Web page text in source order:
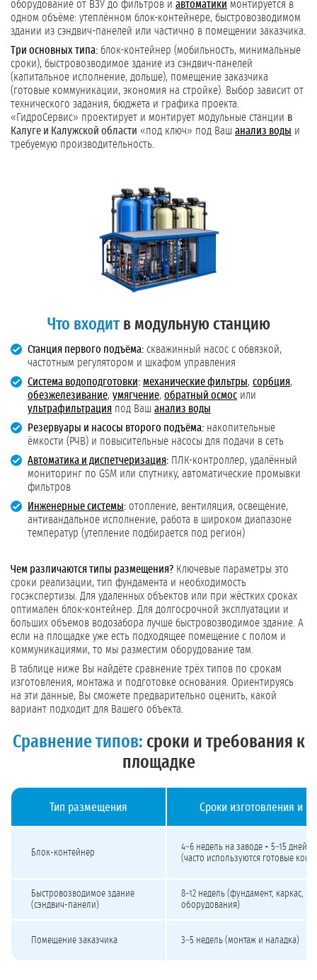
оборудование от ВЗУ до фильтров и автоматики монтируется в
одном объёме: утеплённом блок-контейнере, быстровозводимом
здании из сэндвич-панелей или частично в помещении заказчика.
Три основных типа: блок-контейнер (мобильность, минимальные
сроки), быстровозводимое здание из сэндвич-панелей
(капитальное исполнение, дольше), помещение заказчика
(готовые коммуникации, экономия на стройке). Выбор зависит от
технического задания, бюджета и графика проекта.
«ГидроСервис» проектирует и монтирует модульные станции в
Калуге и Калужской области «под ключ» под Ваш анализ воды и
требуемую производительность.
Что входитв модульную станцию
Станция первого подъёма: скважинный насос с обвязкой,
частотным регулятором и шкафом управления
Система водоподготовки: механические фильтры, сорбция,
обезжелезивание, умягчение, обратный осмос или
ультрафильтрация под Ваш анализ воды
Резервуары и насосы второго подъёма: накопительные
ёмкости (РЧВ) и повысительные насосы для подачи в сеть
Автоматика и диспетчеризация: ПЛК-контроллер, удалённый
мониторинг по GSM или спутнику, автоматические промывки
фильтров
Инженерные системы: отопление, вентиляция, освещение,
антивандальное исполнение, работа в широком диапазоне
температур (утепление подбирается под регион)
Чем различаются типы размещения? Ключевые параметры это
сроки реализации, тип фундамента и необходимость
госэкспертизы. Для удаленных объектов или при жёстких сроках
оптимален блок-контейнер. Для долгосрочной эксплуатации и
больших объемов водозабора лучше быстровозводимое здание. А
если на площадке уже есть подходящее помещение с полом и
коммуникациями, то мы разместим оборудование там.
В таблице ниже Вы найдёте сравнение трёх типов по срокам
изготовления, монтажа и подготовке основания. Ориентируясь
на эти данные, Вы сможете предварительно оценить, какой
вариант подходит для Вашего объекта.
Сравнение типов: сроки и требования к
площадке
Тип размещения Сроки изготовления и
Блок-контейнер
4–6 недель на заводе + 5–15 дней
(часто используются готовые
Быстровозводимое здание
(сэндвич-панели)
8–12 недель (фундамент, каркас,
оборудования)
Помещение заказчика 3–5 недель (монтаж и наладка)